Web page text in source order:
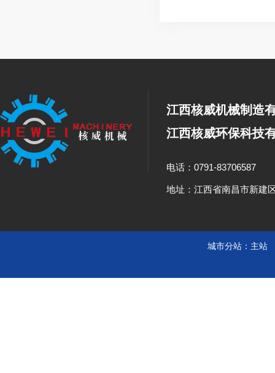
江西核威机械制造
江西核威环保科技
电话：0791-83706587
地址：江西省南昌市新建
城市分站： 主站